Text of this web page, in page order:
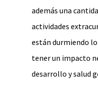
además una
actividades
están durmiendo
tener un impacto
desarrollo y salud